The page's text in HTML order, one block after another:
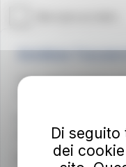
Autolinee Toscane
Viale del Progresso n. 6
50032 Borgo San
Per info e reclamiat-
Di
dei